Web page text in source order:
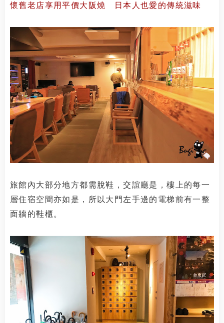
懷舊老店享用平價大阪燒 日本人也愛的傳統滋味
旅館內大部分地方都需脫鞋，交誼廳是，樓上的每一
層住宿空間亦如是，所以大門左手邊的電梯前有一整
面牆的鞋櫃。